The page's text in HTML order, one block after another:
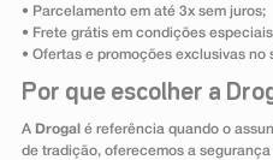
• Parcelamento em até 3x sem juros;
• Frete grátis em condições
• Ofertas e promoções exclusivas no
Por que escolher a
A Drogal é referência quando o
de tradição, oferecemos a